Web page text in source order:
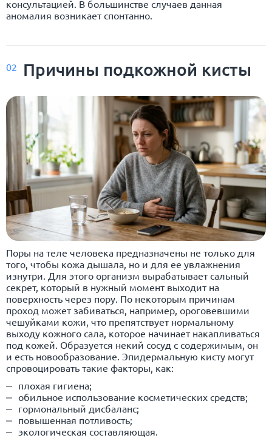
консультацией. В большинстве случаев данная
аномалия возникает спонтанно.
02 Причины подкожной кисты
Поры на теле человека предназначены не только для
того, чтобы кожа дышала, но и для ее увлажнения
изнутри. Для этого организм вырабатывает сальный
секрет, который в нужный момент выходит на
поверхность через пору. По некоторым причинам
проход может забиваться, например, ороговевшими
чешуйками кожи, что препятствует нормальному
выходу кожного сала, которое начинает накапливаться
под кожей. Образуется некий сосуд с содержимым, он
и есть новообразование. Эпидермальную кисту могут
спровоцировать такие факторы, как:
плохая гигиена;
обильное использование косметических средств;
гормональный дисбаланс;
повышенная потливость;
экологическая составляющая.